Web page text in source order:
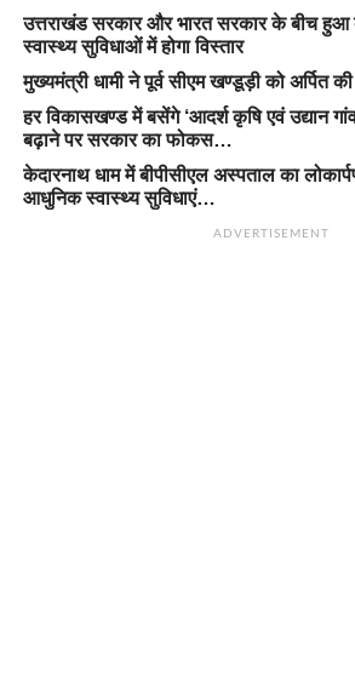
उत्तराखंड सरकार और भारत सरकार के बीच हुआ
स्वास्थ्य सुविधाओं में होगा विस्तार
मुख्यमंत्री धामी ने पूर्व सीएम खण्डूड़ी को अर्पित
हर विकासखण्ड में बसेंगे ‘आदर्श कृषि एवं उद्यान
बढ़ाने पर सरकार का फोकस…
केदारनाथ धाम में बीपीसीएल अस्पताल का
आधुनिक स्वास्थ्य सुविधाएं…
ADVERTISEMENT